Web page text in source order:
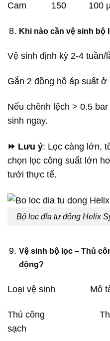
Cam 150 100
Khi nào cần vệ sinh bộ
Vệ sinh định kỳ 2-4
Gắn 2 đồng hồ áp suất ở
Nếu chênh lệch > 0.5
sinh ngay.
⏩ Lưu ý: Lọc càng lớn,
chọn lọc công suất lớn
tưới thực tế.
Bộ lọc đĩa tự động Helix
Vệ sinh bộ lọc – Thủ
động?
Loại vệ sinh Mô
Thủ công Tháo
sạch